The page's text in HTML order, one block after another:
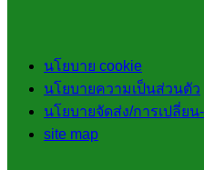
นโยบาย cookie
นโยบายความเป็นส่วนตัว
นโยบายจัดส่ง/การเปลี่ย
site map